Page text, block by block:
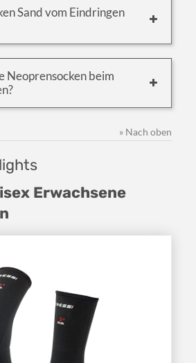
Sand vom Eindringen
Neoprensocken beim
» Nach oben
Erwachsene